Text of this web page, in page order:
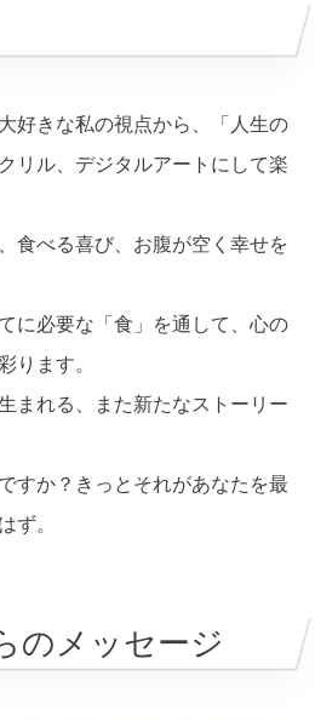
好きな私の視点から、「人生の
リル、デジタルアートにして楽
食べる喜び、お腹が空く幸せを
に必要な「食」を通して、心の
ります。
まれる、また新たなストーリー
すか？きっとそれがあなたを最
ず。
のメッセージ